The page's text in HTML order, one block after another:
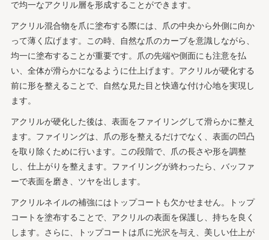
で均一なアクリル層を形成することができます。
アクリル混合物を爪に塗布する際には、爪の中央から外側に向か
って薄く広げます。この時、自然な爪のカーブを意識しながら、
均一に塗布することが重要です。爪の先端や側面にも注意を払
い、全体が滑らかになるように仕上げます。アクリルが硬化する
前に形を整えることで、自然な見た目と快適な付け心地を実現し
ます。
アクリルが硬化した後は、表面をファイリングして滑らかに整え
ます。ファイリングは、爪の形を整えるだけでなく、表面の凹凸
を取り除くために行います。この段階で、爪の長さや形を調整
し、仕上がりを整えます。ファイリングが終わったら、バッファ
ーで表面を磨き、ツヤを出します。
アクリルネイルの補強にはトップコートも欠かせません。トップ
コートを塗布することで、アクリルの表面を保護し、持ちを良く
します。さらに、トップコートは爪に光沢を与え、美しい仕上が